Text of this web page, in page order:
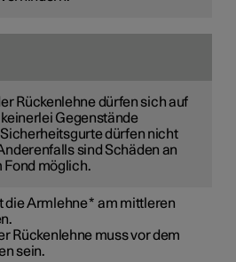
Rückenlehne dürfen sich auf
Gegenstände
dürfen nicht
sind Schäden an
Fond möglich.
die Armlehne* am mittleren
Rückenlehne muss vor dem
sein.